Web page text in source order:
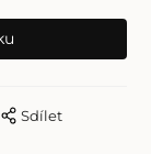
Sdílet